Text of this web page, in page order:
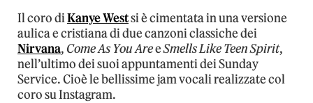
Il coro diKanye Westsi è cimentata in una versione
aulica e cristiana di due canzoni classiche dei
Nirvana, Come As You AreeSmells Like Teen Spirit,
nell’ultimo dei suoi appuntamenti dei Sunday
Service. Cioè le bellissime jam vocali realizzate col
coro su Instagram.